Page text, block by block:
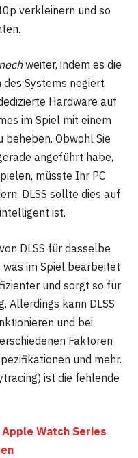
verkleinern und so
nochweiter, indem es die
Systems negiert
Hardware auf
im Spiel mit einem
beheben. Obwohl Sie
angeführt habe,
müsste Ihr PC
DLSS sollte dies auf
ist.
DLSS für dasselbe
im Spiel bearbeitet
und sorgt so für
Allerdings kann DLSS
und bei
Faktoren
und mehr.
ist die fehlende
Watch Series